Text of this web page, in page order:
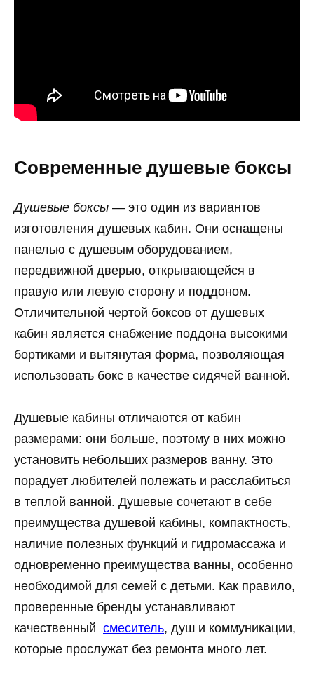
Современные душевые боксы
Душевые боксы — это один из вариантов
изготовления душевых кабин. Они оснащены
панелью с душевым оборудованием,
передвижной дверью, открывающейся в
правую или левую сторону и поддоном.
Отличительной чертой боксов от душевых
кабин является снабжение поддона высокими
бортиками и вытянутая форма, позволяющая
использовать бокс в качестве сидячей ванной.
Душевые кабины отличаются от кабин
размерами: они больше, поэтому в них можно
установить небольших размеров ванну. Это
порадует любителей полежать и расслабиться
в теплой ванной. Душевые сочетают в себе
преимущества душевой кабины, компактность,
наличие полезных функций и гидромассажа и
одновременно преимущества ванны, особенно
необходимой для семей с детьми. Как правило,
проверенные бренды устанавливают
качественный смеситель, душ и коммуникации,
которые прослужат без ремонта много лет.